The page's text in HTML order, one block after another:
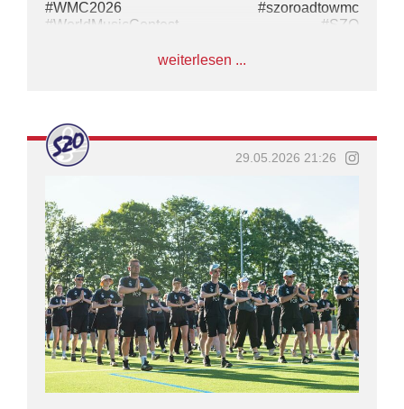
#WMC2026 #szoroadtowmc
#WorldMusicContest #SZO
weiterlesen ...
29.05.2026 21:26